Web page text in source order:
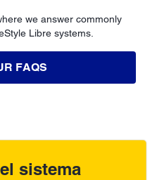
we answer commonly
Libre systems.
FAQS
sistema